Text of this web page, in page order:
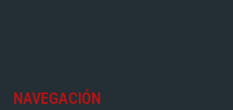
NAVEGACIÓN